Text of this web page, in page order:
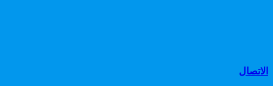
الاتصال